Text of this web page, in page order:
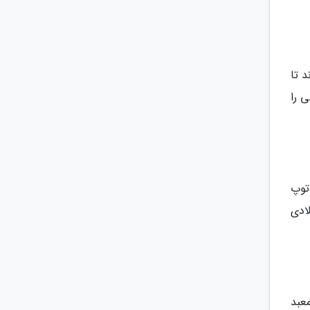
تا
را
و لباس هایی دیده می گردد که مربوط به سال 1700 میلادی